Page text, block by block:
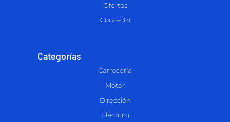
Ofertas
Contacto
Categorías
Carrocería
Motor
Dirección
Eléctrico